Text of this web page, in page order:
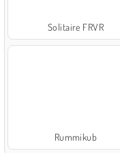
Solitaire FRVR
Rummikub